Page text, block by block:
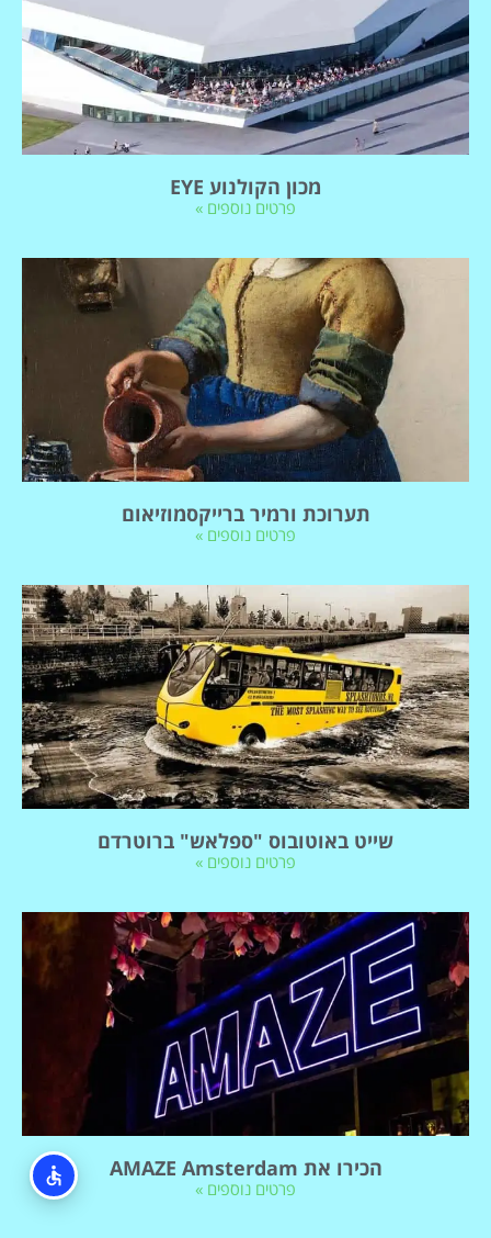
מכון הקולנוע EYE
פרטים נוספים »
תערוכת ורמיר ברייקסמוזיאום
פרטים נוספים »
שייט באוטובוס "ספלאש" ברוטרדם
פרטים נוספים »
הכירו את AMAZE Amsterdam
פרטים נוספים »